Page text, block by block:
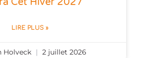
LIRE PLUS »
Holveck 2 juillet 2026